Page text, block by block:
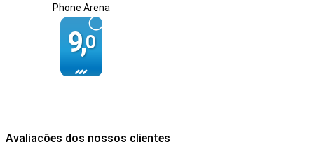
Phone Arena
9,0
Avaliações dos nossos clientes